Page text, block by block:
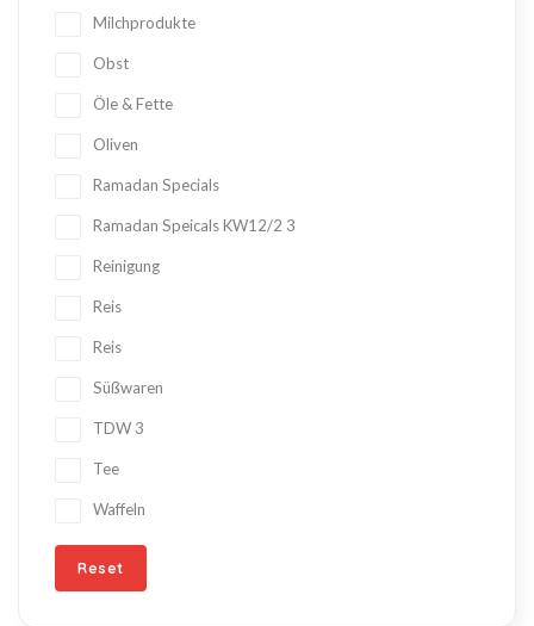
Milchprodukte
Obst
Öle & Fette
Oliven
Ramadan Specials
Ramadan Speicals KW12/2 3
Reinigung
Reis
Reis
Süßwaren
TDW 3
Tee
Waffeln
Reset